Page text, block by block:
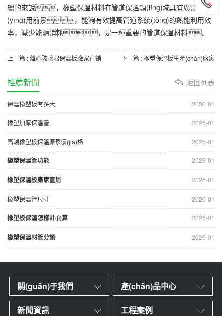
總的來說，橡塑保溫材料在管道保溫領(lǐng)域具有廣泛的應
(yīng)用前景，能夠有效提高管道系統(tǒng)的熱能利用效
率，減少能源消耗，是一種重要的管道保溫材料。
上一篇 : 離心玻璃棉保溫板廠家直銷 下一篇 : 橡塑保溫板生產(chǎn)廠家
返回列表
推薦新聞
2026-01
保溫橡塑板有多大
2026-01
橡塑加厚保溫管
2026-01
高端橡塑板保溫廠家價(jià)格
2026-01
橡塑保溫管功能
2026-01
橡塑保溫板廠家直銷
2026-01
橡塑保溫管尺寸
2026-01
橡塑板保溫怎樣計(jì)算
2026-01
橡塑保溫材管分類
關(guān)于我們 產(chǎn)品中心
新聞資訊 工程案例